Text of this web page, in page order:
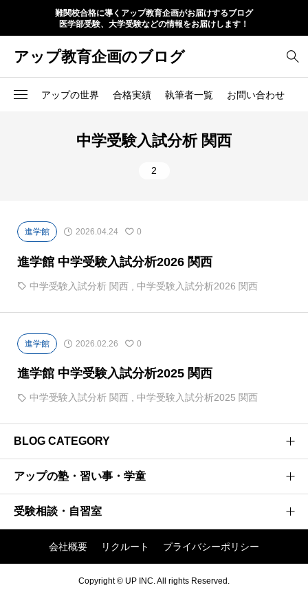
難関校合格に導くアップ教育企画がお届けするブログ
医学部受験、大学受験などの情報をお届けします！
アップ教育企画のブログ
アップの世界 合格実績 執筆者一覧 お問い合わせ
中学受験入試分析 関西
2
進学館 2026.04.24 0
進学館 中学受験入試分析2026 関西
中学受験入試分析 関西 中学受験入試分析2026 関西
進学館 2026.02.26 0
進学館 中学受験入試分析2025 関西
中学受験入試分析 関西 中学受験入試分析2025 関西
BLOG CATEGORY
医学部受験のプロがお届けする医学部受験情報ブログ
阪大神大 現役合格への軌跡
アップの塾・習い事・学童
研伸館高校生課程
研伸館プライベートスクール
受験相談・自習室
アップ入試相談窓口
会社概要 リクルート プライバシーポリシー
Copyright © UP INC. All rights Reserved.